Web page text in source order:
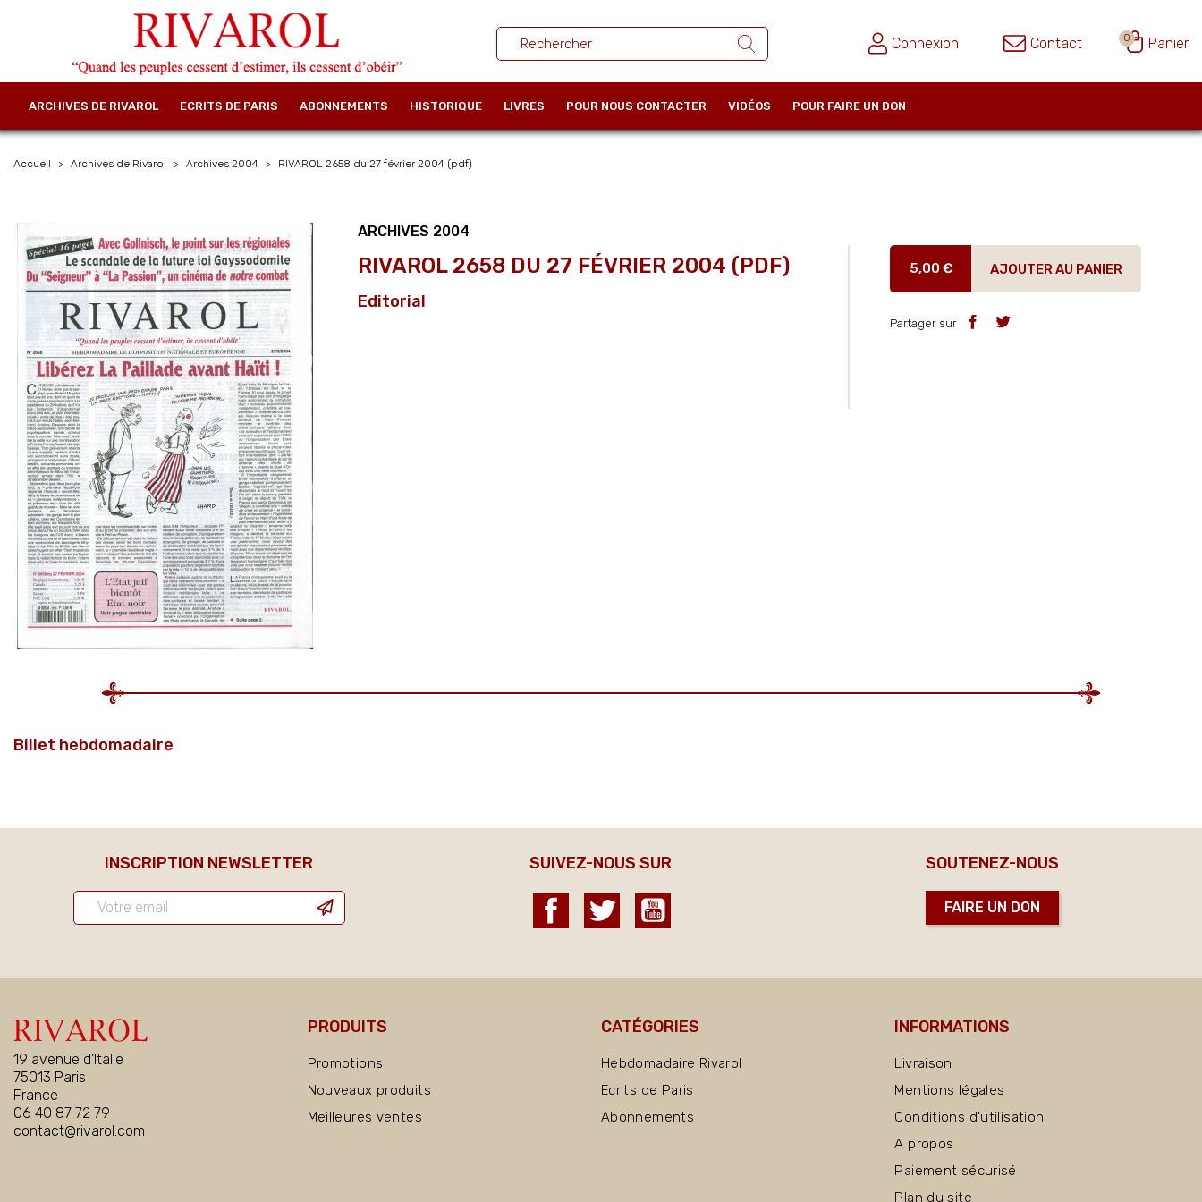
Connexion Contact 0 Panier
ARCHIVES DE RIVAROL ECRITS DE PARIS ABONNEMENTS HISTORIQUE LIVRES POUR NOUS CONTACTER VIDÉOS POUR FAIRE UN DON
Accueil Archives de Rivarol Archives 2004 RIVAROL 2658 du 27 février 2004 (pdf)
ARCHIVES 2004
RIVAROL 2658 DU 27 FÉVRIER 2004 (PDF)
Editorial
5,00 € AJOUTER AU PANIER
Partager sur
Billet hebdomadaire
INSCRIPTION NEWSLETTER SUIVEZ-NOUS SUR
Facebook Twitter
SOUTENEZ-NOUS
FAIRE UN DON
19 avenue d'Italie
75013 Paris
France
06 40 87 72 79
contact@rivarol.com
PRODUITS
Promotions
Nouveaux produits
Meilleures ventes
CATÉGORIES
Hebdomadaire Rivarol
Ecrits de Paris
Abonnements
INFORMATIONS
Livraison
Mentions légales
Conditions d'utilisation
A propos
Paiement sécurisé
Plan du site